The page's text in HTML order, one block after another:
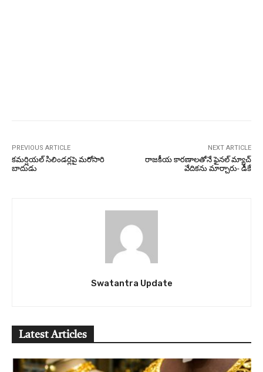
PREVIOUS ARTICLE
కమర్షియల్ సిలిండర్లపై మరోసారి
బాదుడు
NEXT ARTICLE
రాజకీయ కారణాలతోనే ఫైనల్‌ మ్యాచ్‌
వేదికను మార్చారు- డీకే
Swatantra Update
Latest Articles